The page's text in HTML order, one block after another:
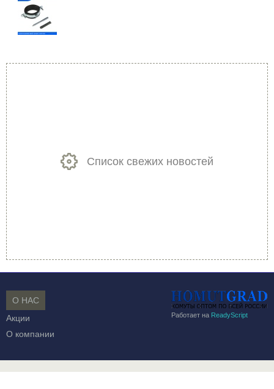
Список свежих новостей
Работает на ReadyScript
О НАС
Акции
О компании